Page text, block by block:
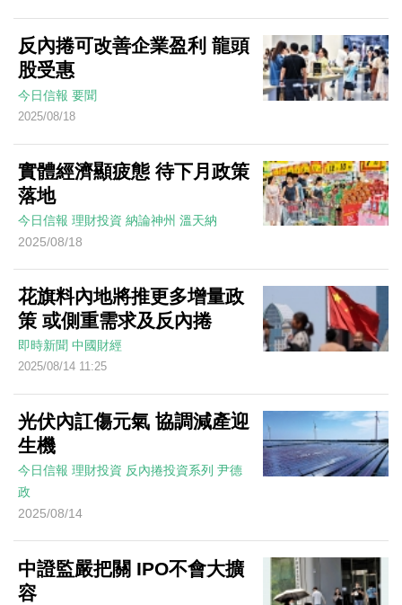
反內捲可改善企業盈利 龍頭
股受惠
今日信報 要聞
2025/08/18
實體經濟顯疲態 待下月政策
落地
今日信報 理財投資 納論神州 溫天納
2025/08/18
花旗料內地將推更多增量政
策 或側重需求及反內捲
即時新聞 中國財經
2025/08/14 11:25
光伏內訌傷元氣 協調減產迎
生機
今日信報 理財投資 反內捲投資系列 尹德
政
2025/08/14
中證監嚴把關 IPO不會大擴
容